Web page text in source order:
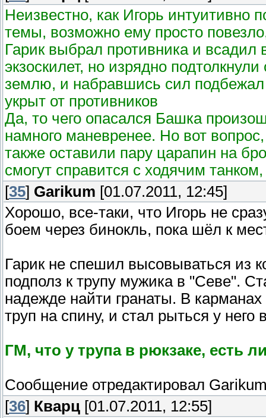
Неизвестно, как Игорь интуитивно
темы, возможно ему просто
Гарик выбрал противника и
экзоскилет, но изрядно
землю, и набравшись сил подбежал
укрыт от противников
Да, то чего опасался Башка
намного маневренее. Но вот
также оставили пару царапин на
смогут справится с ходячим
[35] Garikum [01.07.2011, 12:45]
Хорошо, все-таки, что Игорь не
боем через бинокль, пока шёл к
Гарик не спешил высовываться из
подполз к трупу мужика в "Севе".
надежде найти гранаты. В
труп на спину, и стал рыться у него
ГМ, что у трупа в рюкзаке, есть
Сообщение отредактировал
[36] Кварц [01.07.2011, 12:55]